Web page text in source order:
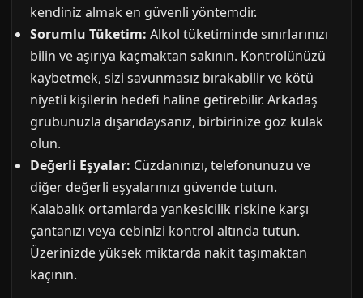
kendiniz almak en güvenli yöntemdir.
Sorumlu Tüketim: Alkol tüketiminde sınırlarınızı
bilin ve aşırıya kaçmaktan sakının. Kontrolünüzü
kaybetmek, sizi savunmasız bırakabilir ve kötü
niyetli kişilerin hedefi haline getirebilir. Arkadaş
grubunuzla dışarıdaysanız, birbirinize göz kulak
olun.
Değerli Eşyalar: Cüzdanınızı, telefonunuzu ve
diğer değerli eşyalarınızı güvende tutun.
Kalabalık ortamlarda yankesicilik riskine karşı
çantanızı veya cebinizi kontrol altında tutun.
Üzerinizde yüksek miktarda nakit taşımaktan
kaçının.